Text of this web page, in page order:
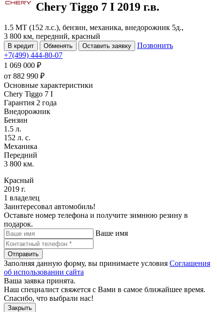
Chery Tiggo 7 I 2019 г.в.
1.5 MT (152 л.с.), бензин, механика, внедорожник 5д.,
3 800 км, передний, красный
В кредит Обменять Оставить заявку
Позвонить
+7(499) 444-80-07
1 069 000 ₽
от 882 990 ₽
Основные характеристики
Chery Tiggo 7 I
Гарантия 2 года
Внедорожник
Бензин
1.5 л.
152 л. с.
Механика
Передний
3 800 км.
Красный
2019 г.
1 владелец
Заинтересовал автомобиль!
Оставьте номер телефона и получите зимнюю резину в
подарок.
Ваше имя
Отправить
Заполняя данную форму, вы принимаете условия Соглашения
об использовании сайта
Ваша заявка принята.
Наш специалист свяжется с Вами в самое ближайшее время.
Спасибо, что выбрали нас!
Закрыть